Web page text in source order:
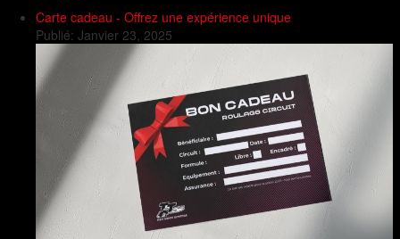
Carte cadeau - Offrez une expérience unique
Publié: Janvier 23, 2025